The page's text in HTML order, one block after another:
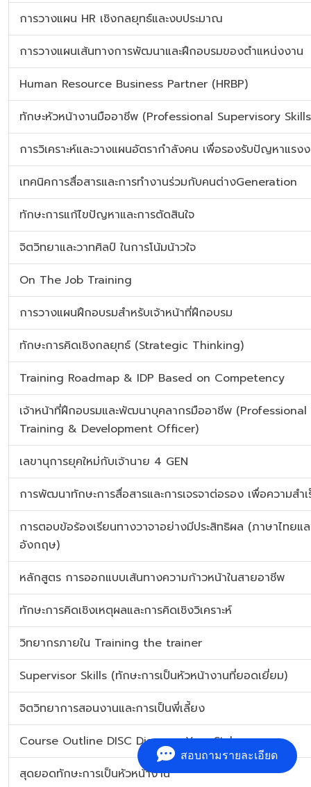
การวางแผน HR เชิงกลยุทธ์และงบประมาณ
การวางแผนเส้นทางการพัฒนาและฝึกอบรมของตำแหน่งงาน
Human Resource Business Partner (HRBP)
ทักษะหัวหน้างานมืออาชีพ (Professional Supervisory
การวิเคราะห์และวางแผนอัตรากำลังคน เพื่อรองรับปัญหาแรง
เทคนิคการสื่อสารและการทำงานร่วมกับคนต่างGeneration
ทักษะการแก้ไขปัญหาและการตัดสินใจ
จิตวิทยาและวาทศิลป์ ในการโน้มน้าวใจ
On The Job Training
การวางแผนฝึกอบรมสำหรับเจ้าหน้าที่ฝึกอบรม
ทักษะการคิดเชิงกลยุทธ์ (Strategic Thinking)
Training Roadmap & IDP Based on Competency
เจ้าหน้าที่ฝึกอบรมและพัฒนาบุคลากรมืออาชีพ (Professional
Training & Development Officer)
เลขานุการยุคใหม่กับเจ้านาย 4 GEN
การพัฒนาทักษะการสื่อสารและการเจรจาต่อรอง เพื่อความสำเ
การตอบข้อร้องเรียนทางวาจาอย่างมีประสิทธิผล (ภาษาไทยแล
อังกฤษ)
หลักสูตร การออกแบบเส้นทางความก้าวหน้าในสายอาชีพ
ทักษะการคิดเชิงเหตุผลและการคิดเชิงวิเคราะห์
วิทยากรภายใน Training the trainer
Supervisor Skills (ทักษะการเป็นหัวหน้างานที่ยอดเยี่ยม)
จิตวิทยาการสอนงานและการเป็นพี่เลี้ยง
Course Outline DISC Discover Your Style
สุดยอดทักษะการเป็นหัวหน้างาน
สอบถามรายละเอียด